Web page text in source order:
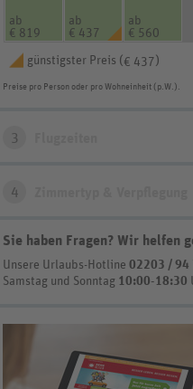
ab
€ 819
ab
€ 437
ab
€ 560
günstigster Preis ( € 437 )
Preise pro Person oder pro Wohneinheit (p.W.).
3
4
Sie haben Fragen? Wir helfen
Unsere Urlaubs-Hotline 02203 / 94
Samstag und Sonntag 10:00-18:30